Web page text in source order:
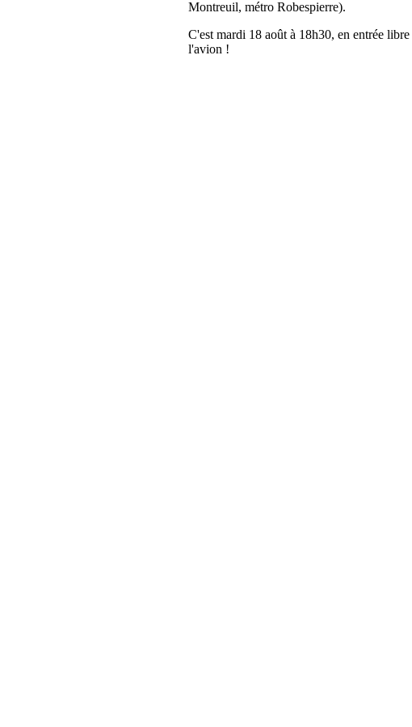
Montreuil, métro Robespierre).
C'est mardi 18 août à 18h30, en entrée
l'avion !